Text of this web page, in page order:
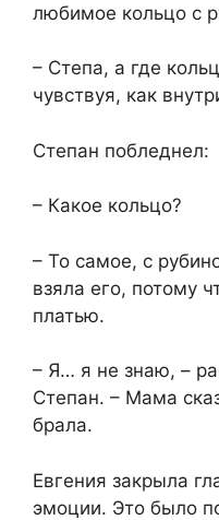
любимое кольцо с
– Степа, а где
чувствуя, как
Степан побледнел:
– Какое кольцо?
– То самое, с
взяла его, потому
платью.
– Я… я не знаю, –
Степан. – Мама
брала.
Евгения закрыла
эмоции. Это было